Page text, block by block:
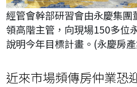
經管會幹部研習會由永慶集
領高階主管，向現場150多位
說明今年目標計畫。(永慶房
近來市場頻傳房仲業恐